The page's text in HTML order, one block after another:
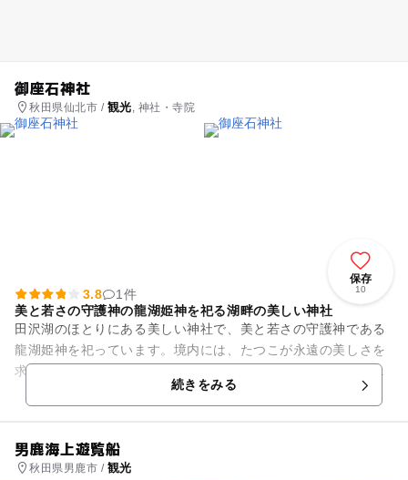
御座石神社
秋田県仙北市 / 観光 , 神社・寺院
保存
10
3.8
1件
美と若さの守護神の龍湖姫神を祀る湖畔の美しい神社
田沢湖のほとりにある美しい神社で、美と若さの守護神である
龍湖姫神を祀っています。境内には、たつこが永遠の美しさを
求め、満願の日に泉を飲んで龍と化した「潟頭の霊泉」、願い
事を書くと願いが成就すると...続きをみる
男鹿海上遊覧船
秋田県男鹿市 / 観光